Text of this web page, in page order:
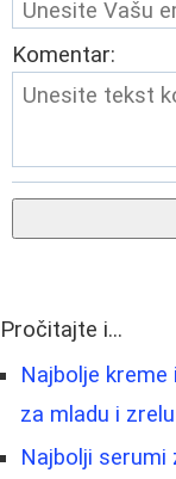
Komentar:
Pročitajte i...
Najbolje
za mladu i
Najbolji serumi